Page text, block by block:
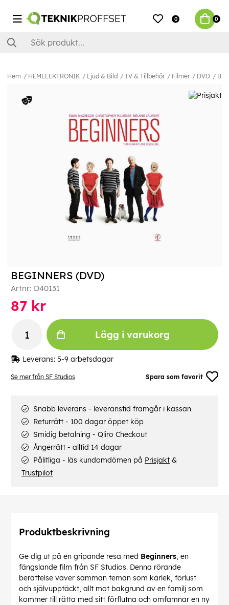
0 0
Hem HEMELEKTRONIK Ljud & Bild TV & Tillbehör Filmer DVD
Se mer från SF Studios Spara som favorit
BEGINNERS (DVD)
Artnr: D40131
87 kr
Lägg i varukorg
Leverans: 5-9 arbetsdagar
Snabb leverans - leveranstid framgår i kassan
Returrätt - 100 dagar öppet köp
Smidig betalning - Qliro Checkout
Ångerrätt - alltid 14 dagar
Pålitliga - läs kundomdömen på Prisjakt &
Trustpilot
Produktbeskrivning
Ge dig ut på en gripande resa med Beginners, en
fängslande film från SF Studios. Denna rörande
berättelse väver samman teman som kärlek, förlust
och självupptäckt, allt mot bakgrund av en familj som
kommer till rätta med sitt förflutna och omfamnar en ny